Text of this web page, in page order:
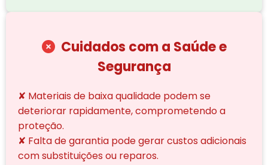
Cuidados com a Saúde e
Segurança
✘ Materiais de baixa qualidade podem se
deteriorar rapidamente, comprometendo a
proteção.
✘ Falta de garantia pode gerar custos adicionais
com substituições ou reparos.